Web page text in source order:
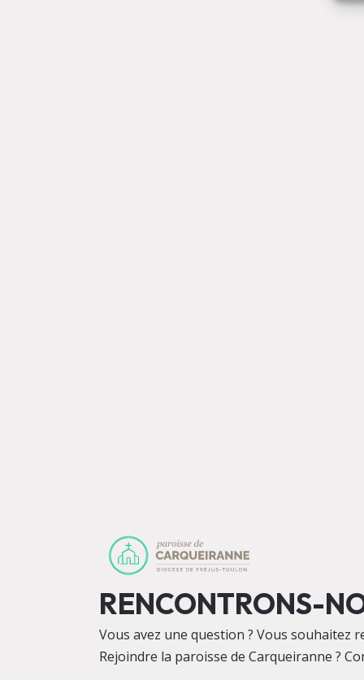
RENCONTRONS-
Vous avez une question ? Vous souhaitez
Rejoindre la paroisse de Carqueiranne ?